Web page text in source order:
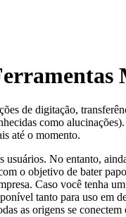
de digitação,
como
até o momento.
No entanto,
o objetivo de bater
Caso você tenha
tanto para uso
as origens se conectem